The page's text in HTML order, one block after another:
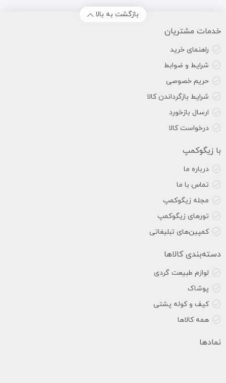
بازگشت به بالا
خدمات مشتریان
راهنمای خرید
شرایط و ضوابط
حریم خصوصی
شرایط بازگرداندن کالا
ارسال بازخورد
درخواست کالا
با زیگوکمپ
درباره ما
تماس با ما
مجله زیگوکمپ
تورهای زیگوکمپ
کمپین‌های تبلیغاتی
دسته‌بندی کالاها
لوازم طبیعت گردی
پوشاک
کیف و کوله پشتی
همه کالاها
نمادها